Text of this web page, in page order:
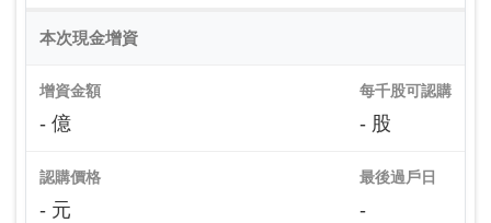
本次現金增資
增資金額
- 億
每千股可認購
- 股
認購價格
- 元
最後過戶日
-